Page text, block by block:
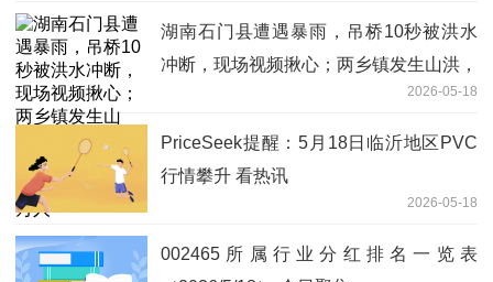
湖南石门县遭遇暴雨，吊桥10秒被洪水
冲断，现场视频揪心；两乡镇发生山洪，
村民：部分临河房屋淹到两三层；已转移
2026-05-18
PriceSeek提醒：5月18日临沂地区PVC
行情攀升 看热讯
2026-05-18
002465所属行业分红排名一览表